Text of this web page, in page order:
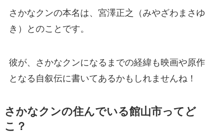
さかなクンの本名は、宮澤正之（みやざわまさゆ
き）とのことです。
彼が、さかなクンになるまでの経緯も映画や原作
となる自叙伝に書いてあるかもしれませんね！
さかなクンの住んでいる館山市ってど
こ？